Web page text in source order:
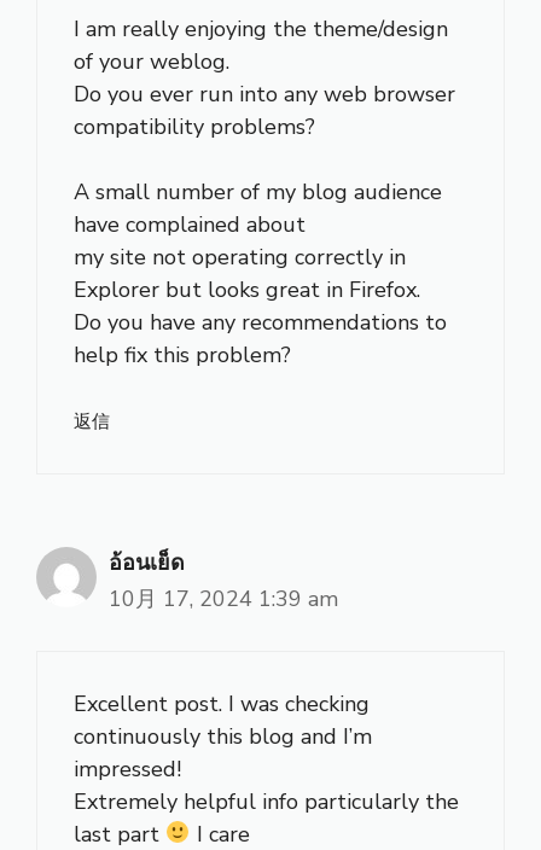
I am really enjoying the theme/design
of your weblog.
Do you ever run into any web browser
compatibility problems?
A small number of my blog audience
have complained about
my site not operating correctly in
Explorer but looks great in Firefox.
Do you have any recommendations to
help fix this problem?
返信
อ้อนเย็ด
10月 17, 2024 1:39 am
Excellent post. I was checking
continuously this blog and I’m
impressed!
Extremely helpful info particularly the
last part
I care